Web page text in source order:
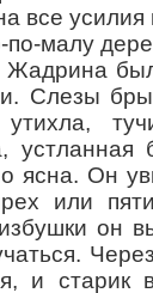
все
малу
Жадрина
Слезы
утихла,
ясна. Он
или
он
и старик